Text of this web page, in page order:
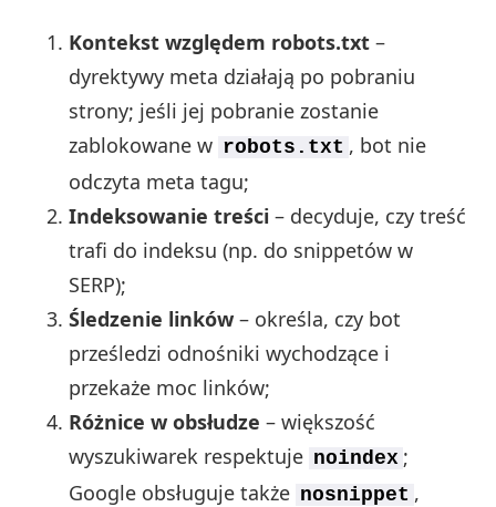
Kontekst względem robots.txt –
dyrektywy meta działają po pobraniu
strony; jeśli jej pobranie zostanie
zablokowane w robots.txt , bot nie
odczyta meta tagu;
Indeksowanie treści – decyduje, czy treść
trafi do indeksu (np. do snippetów w
SERP);
Śledzenie linków – określa, czy bot
prześledzi odnośniki wychodzące i
przekaże moc linków;
Różnice w obsłudze – większość
wyszukiwarek respektuje noindex ;
Google obsługuje także nosnippet ,